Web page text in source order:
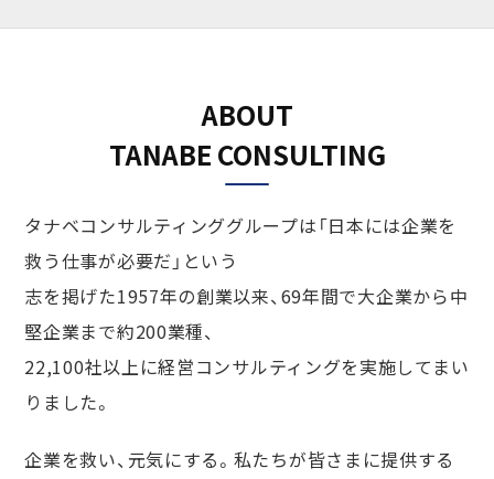
ABOUT
TANABE CONSULTING
タナベコンサルティンググループは「日本には企業を
救う仕事が必要だ」という
志を掲げた1957年の創業以来、 69年間で大企業から中
堅企業まで約200業種、
22,100社以上に経営コンサルティングを実施してまい
りました。
企業を救い、元気にする。私たちが皆さまに提供する